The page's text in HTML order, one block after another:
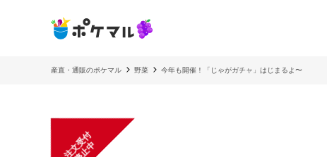
産直・通販のポケマル 野菜 今年も開催！「じゃがガチャ」はじまるよ〜
注
文
受
付
停
止